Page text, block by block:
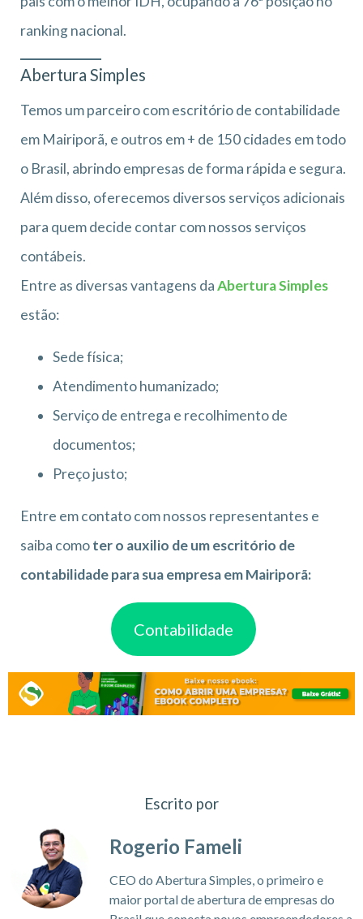
ranking nacional.
Abertura Simples
Temos um parceiro com escritório de contabilidade
em Mairiporã, e outros em + de 150 cidades em todo
o Brasil, abrindo empresas de forma rápida e segura.
Além disso, oferecemos diversos serviços adicionais
para quem decide contar com nossos serviços
contábeis.
Entre as diversas vantagens daAbertura Simples
estão:
Sede física;
Atendimento humanizado;
Serviço de entrega e recolhimento de
documentos;
Preço justo;
Entre em contato com nossos representantes e
saiba comoter o auxilio de um escritório de
contabilidade para sua empresa em Mairiporã:
Contabilidade
Escrito por
Rogerio Fameli
CEO do Abertura Simples, o primeiro e
maior portal de abertura de empresas do